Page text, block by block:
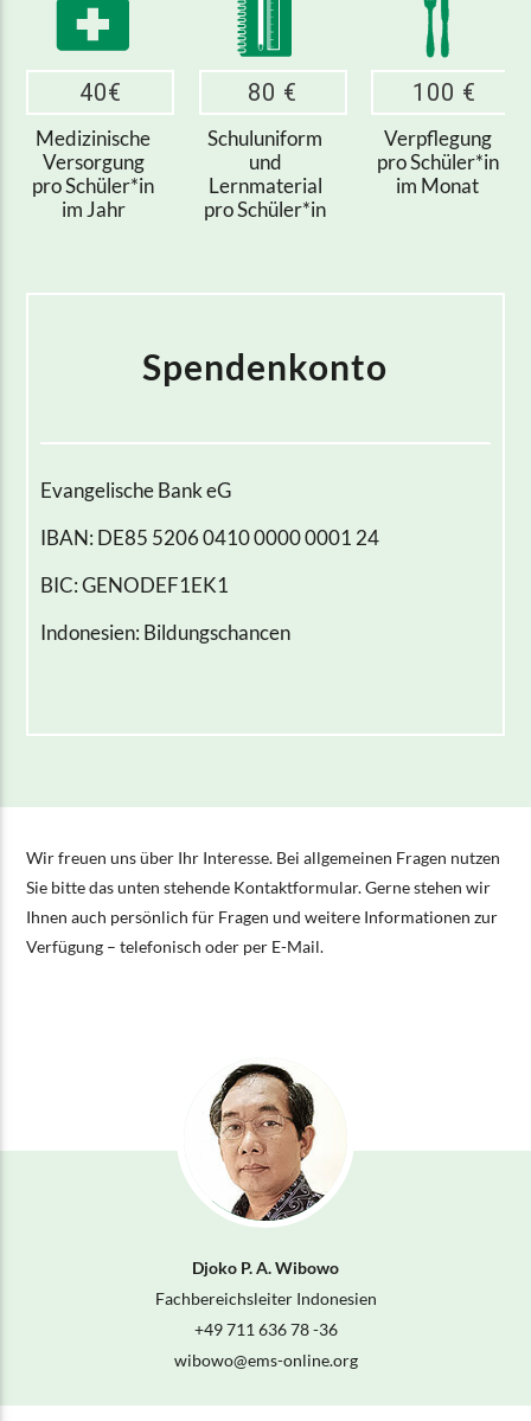
40€
Medizinische
Versorgung
pro Schüler*in
im Jahr
80 €
Schuluniform
und
Lernmaterial
pro Schüler*in
100 €
Verpflegung
pro Schüler*in
im Monat
Spendenkonto
Evangelische Bank eG
IBAN: DE85 5206 0410 0000 0001 24
BIC: GENODEF1EK1
Indonesien: Bildungschancen
Wir freuen uns über Ihr Interesse. Bei allgemeinen Fragen nutzen
Sie bitte das unten stehende Kontaktformular. Gerne stehen wir
Ihnen auch persönlich für Fragen und weitere Informationen zur
Verfügung – telefonisch oder per E-Mail.
Djoko P. A. Wibowo
Fachbereichsleiter Indonesien
+49 711 636 78 -36
wibowo@ems-online.org